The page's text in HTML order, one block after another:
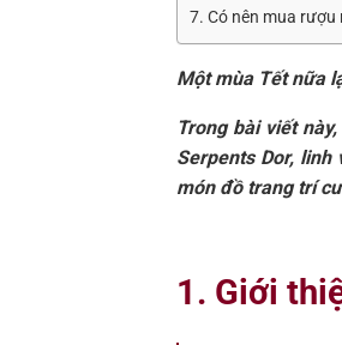
7. Có nên mua rượu
Một mùa Tết nữa
Trong bài viết
Serpents Dor,
món đồ trang trí
1. Giới